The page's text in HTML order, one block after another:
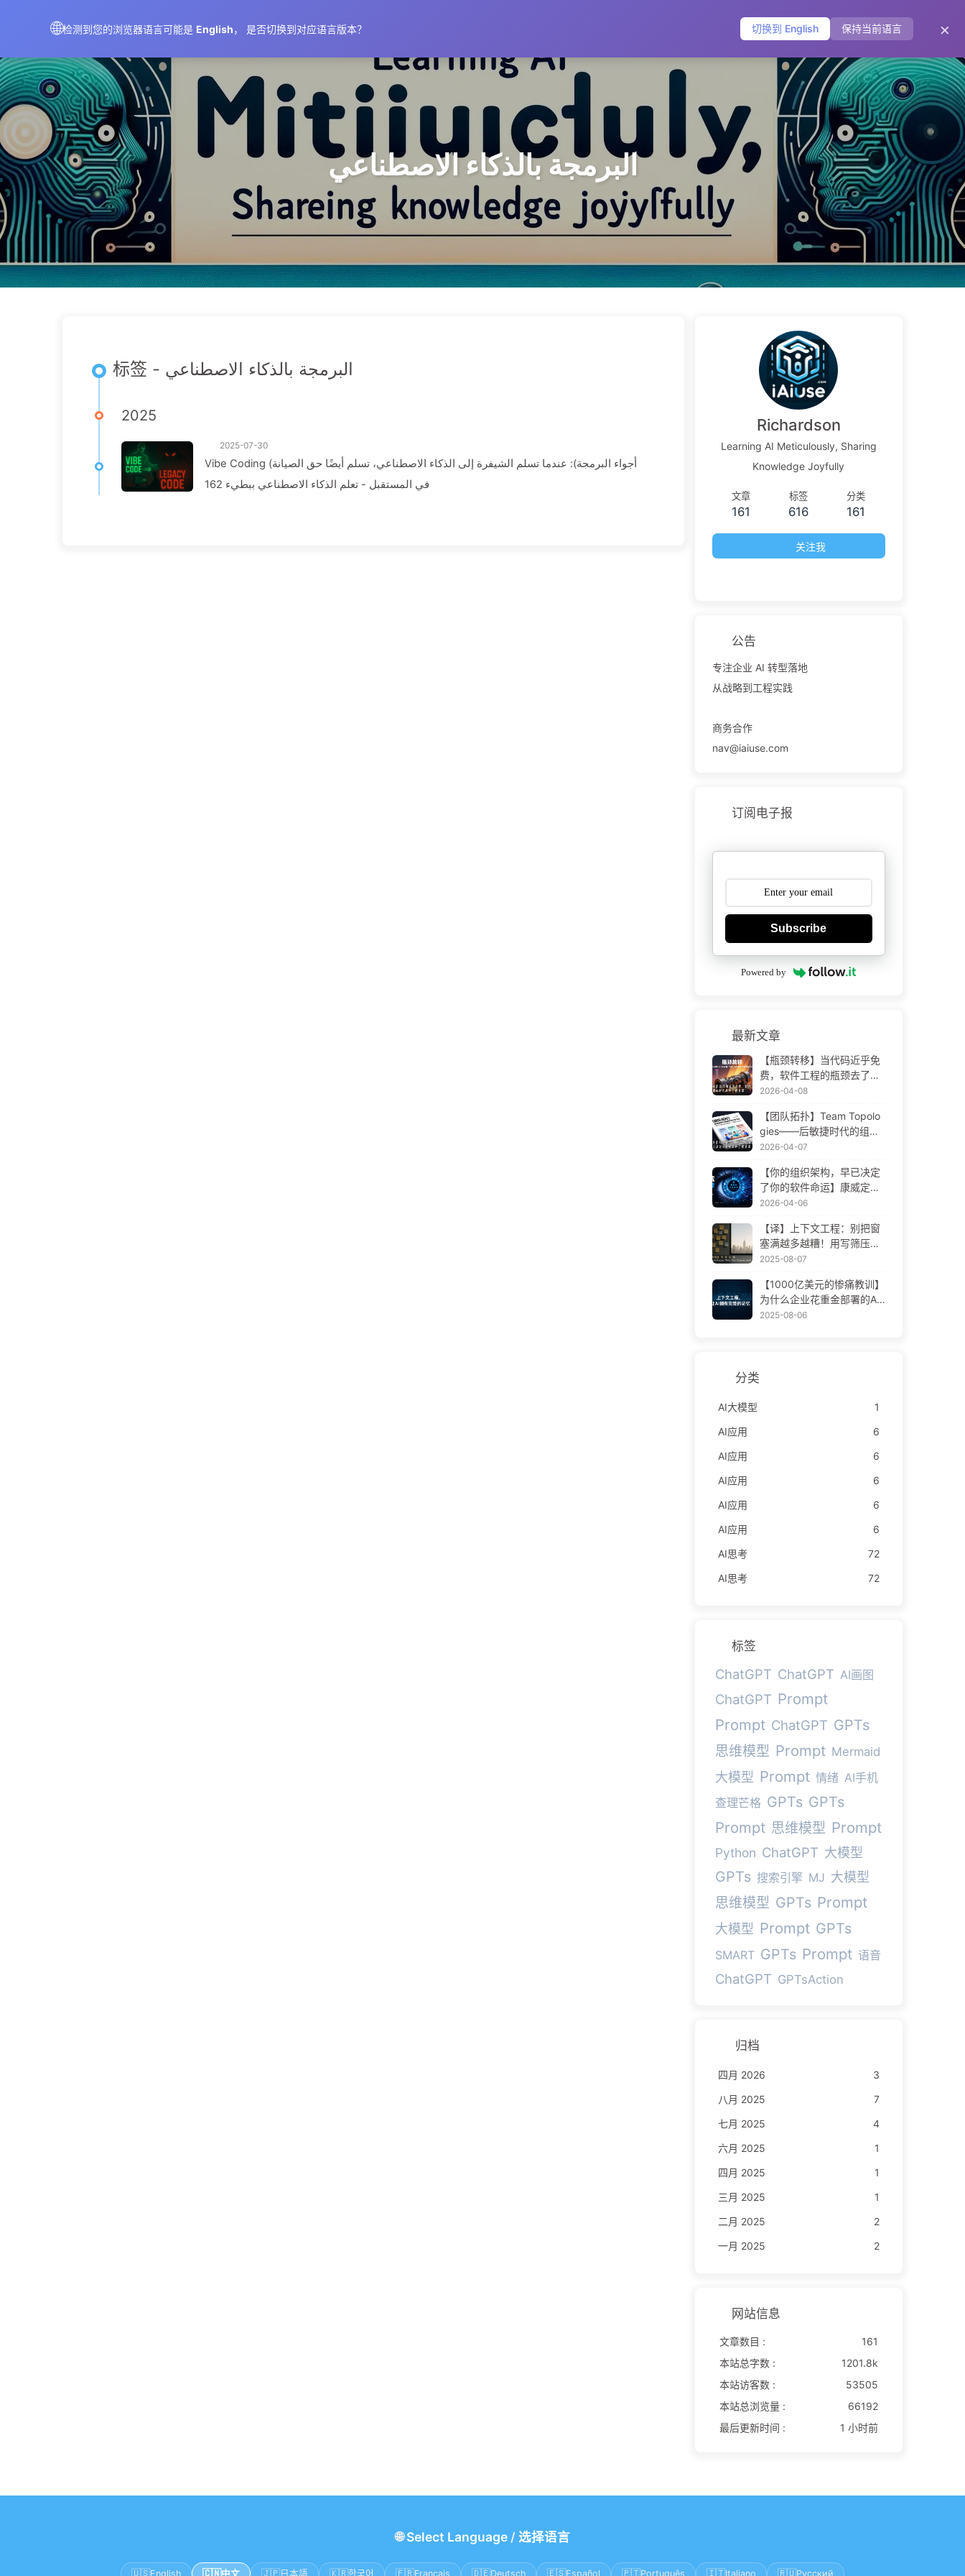
🌐检测到您的浏览器语言可能是 English， 是否切换到对应语言版本？ 切换到 English 保持当前语言 ×
AIMeticulously 标签 分类 友链 关于
البرمجة بالذكاء الاصطناعي
标签 - البرمجة بالذكاء الاصطناعي
2025
2025-07-30
Vibe Coding (أجواء البرمجة): عندما تسلم الشيفرة إلى الذكاء الاصطناعي، تسلم أيضًا حق الصيانة
في المستقبل - تعلم الذكاء الاصطناعي ببطيء 162
Richardson
Learning AI Meticulously, Sharing
Knowledge Joyfully
文章
161
标签
616
分类
161
关注我
公告
专注企业 AI 转型落地
从战略到工程实践
商务合作
nav@iaiuse.com
订阅电子报
Subscribe
Powered by
最新文章
【瓶颈转移】当代码近乎免
费，软件工程的瓶颈去了哪
里 AI 时代软件工程变革——
2026-04-08
【团队拓扑】Team Topolo
gies——后敏捷时代的组织
设计方法论 AI 时代软件工程
2026-04-07
【你的组织架构，早已决定
了你的软件命运】康威定律
——被低估了 56 年的管理
——慢慢学AI171
2026-04-06
【译】上下文工程：别把窗
塞满越多越糟！用写筛压隔
四步，警惕投毒干扰混淆冲
学AI170
2025-08-07
【1000亿美元的惨痛教训】
为什么企业花重金部署的AI
助手，总在关键时刻“失
2025-08-06
分类
AI大模型
1
AI应用
6
AI应用
6
AI应用
6
AI应用
6
AI应用
6
AI思考
72
AI思考
72
标签
ChatGPT ChatGPT AI画图
ChatGPT Prompt
Prompt ChatGPT GPTs
思维模型 Prompt Mermaid
大模型 Prompt 情绪 AI手机
查理芒格 GPTs GPTs
Prompt 思维模型 Prompt
Python ChatGPT 大模型
GPTs 搜索引擎 MJ 大模型
思维模型 GPTs Prompt
大模型 Prompt GPTs
SMART GPTs Prompt 语音
ChatGPT GPTsAction
归档
四月 2026
3
八月 2025
7
七月 2025
4
六月 2025
1
四月 2025
1
三月 2025
1
二月 2025
2
一月 2025
2
网站信息
文章数目 :
161
本站总字数 :
1201.8k
本站访客数 :
53505
本站总浏览量 :
66192
最后更新时间 :
1 小时前
🌐Select Language/ 选择语言
🇺🇸English 🇨🇳中文 🇯🇵 日本語 🇰🇷한국어 🇫🇷Français 🇩🇪Deutsch 🇪🇸Español 🇵🇹Português 🇮🇹Italiano 🇷🇺Русский